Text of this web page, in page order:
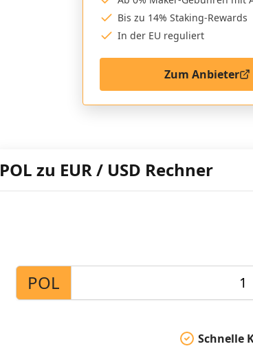
Bis zu 14% Staking-Rewards
In der EU reguliert
Zum Anbieter
POL zu EUR / USD Rechner
POL
Schnelle